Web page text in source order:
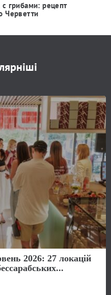
с грибами: рецепт
Черветти
2026: 27 локацій